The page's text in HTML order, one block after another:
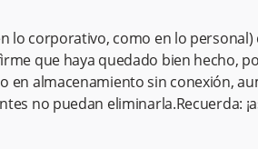
lo corporativo, como en lo personal)
que haya quedado bien hecho,
en almacenamiento sin conexión,
no puedan eliminarla.Recuerda: